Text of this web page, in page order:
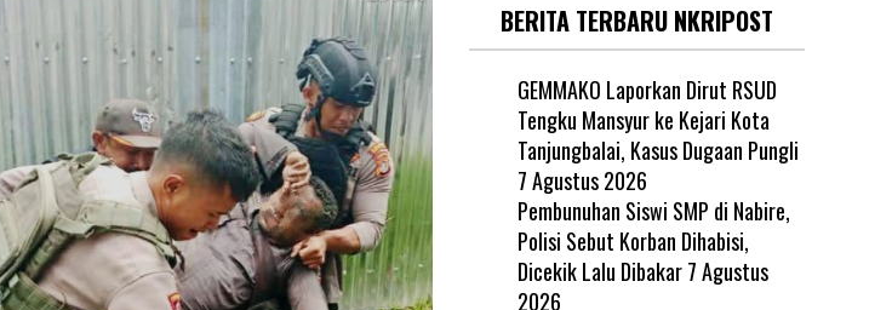
BERITA TERBARU NKRIPOST
GEMMAKO Laporkan Dirut RSUD
Tengku Mansyur ke Kejari Kota
Tanjungbalai, Kasus Dugaan Pungli
7 Agustus 2026
Pembunuhan Siswi SMP di Nabire,
Polisi Sebut Korban Dihabisi,
Dicekik Lalu Dibakar 7 Agustus
2026